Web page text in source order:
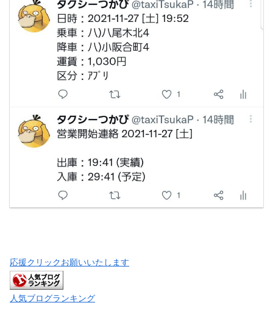
応援クリックお願いいたします
人気ブログランキング